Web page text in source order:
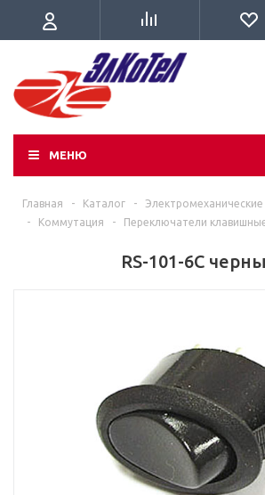
МЕНЮ
Главная - Каталог -
-
Коммутация - Переключатели
RS-101-6C